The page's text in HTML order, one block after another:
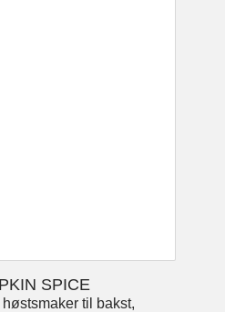
SPICE
til bakst,